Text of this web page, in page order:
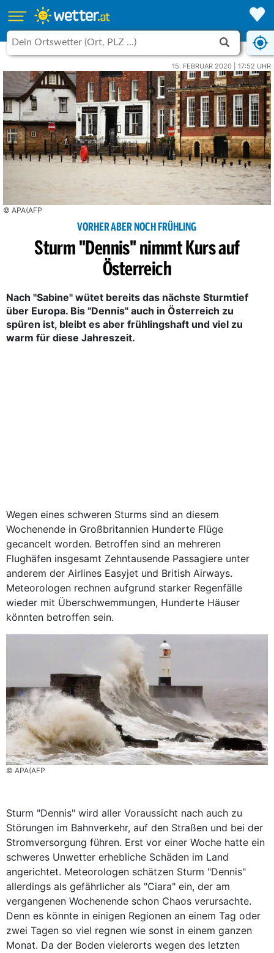
15. FEBRUAR 2020 | 17:52 UHR
© APA(AFP
VORHER ABER NOCH FRÜHLING
Sturm ''Dennis'' nimmt Kurs auf
Österreich
Nach "Sabine" wütet bereits das nächste Sturmtief
über Europa. Bis "Dennis" auch in Österreich zu
spüren ist, bleibt es aber frühlingshaft und viel zu
warm für diese Jahreszeit.
Wegen eines schweren Sturms sind an diesem
Wochenende in Großbritannien Hunderte Flüge
gecancelt worden. Betroffen sind an mehreren
Flughäfen insgesamt Zehntausende Passagiere unter
anderem der Airlines Easyjet und British Airways.
Meteorologen rechnen aufgrund starker Regenfälle
wieder mit Überschwemmungen, Hunderte Häuser
könnten betroffen sein.
© APA(AFP
Sturm "Dennis" wird aller Voraussicht nach auch zu
Störungen im Bahnverkehr, auf den Straßen und bei der
Stromversorgung führen. Erst vor einer Woche hatte ein
schweres Unwetter erhebliche Schäden im Land
angerichtet. Meteorologen schätzen Sturm "Dennis"
allerdings als gefährlicher als "Ciara" ein, der am
vergangenen Wochenende schon Chaos verursachte.
Denn es könnte in einigen Regionen an einem Tag oder
zwei Tagen so viel regnen wie sonst in einem ganzen
Monat. Da der Boden vielerorts wegen des letzten